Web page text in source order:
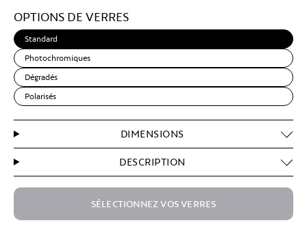
Brown
OPTIONS DE VERRES
Standard
Photochromiques
Dégradés
Polarisés
DIMENSIONS
DESCRIPTION
SÉLECTIONNEZ VOS VERRES